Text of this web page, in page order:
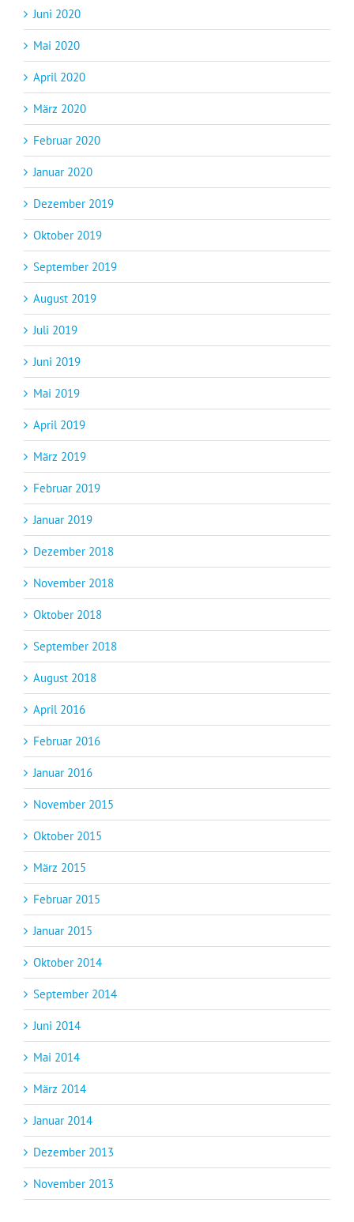
Juni 2020
Mai 2020
April 2020
März 2020
Februar 2020
Januar 2020
Dezember 2019
Oktober 2019
September 2019
August 2019
Juli 2019
Juni 2019
Mai 2019
April 2019
März 2019
Februar 2019
Januar 2019
Dezember 2018
November 2018
Oktober 2018
September 2018
August 2018
April 2016
Februar 2016
Januar 2016
November 2015
Oktober 2015
März 2015
Februar 2015
Januar 2015
Oktober 2014
September 2014
Juni 2014
Mai 2014
März 2014
Januar 2014
Dezember 2013
November 2013